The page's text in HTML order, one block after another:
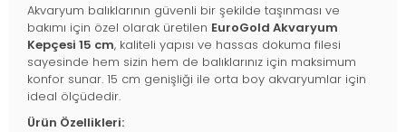
Akvaryum balıklarının güvenli bir şekilde taşınması ve
bakımı için özel olarak üretilen EuroGold Akvaryum
Kepçesi 15 cm, kaliteli yapısı ve hassas dokuma filesi
sayesinde hem sizin hem de balıklarınız için maksimum
konfor sunar. 15 cm genişliği ile orta boy akvaryumlar için
ideal ölçüdedir.
Ürün Özellikleri: